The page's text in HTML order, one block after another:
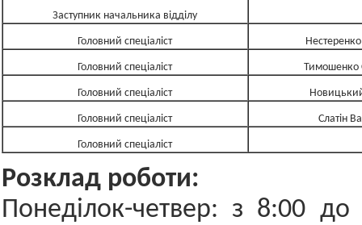
Заступник начальника відділу
Головний спеціаліст
Головний спеціаліст Тимошенко
Головний спеціаліст
Головний спеціаліст Слатін
Головний спеціаліст
Розклад роботи:
Понеділок-четвер: з 8:00 до